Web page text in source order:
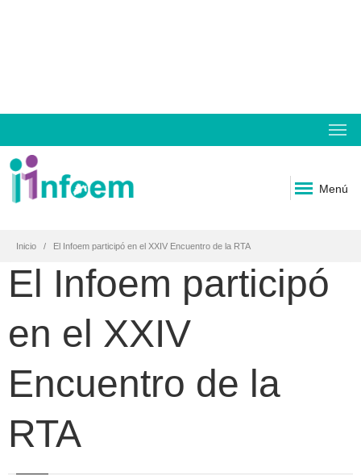
Menú
Inicio El Infoem participó en el XXIV Encuentro de la RTA
El Infoem participó
en el XXIV
Encuentro de la
RTA